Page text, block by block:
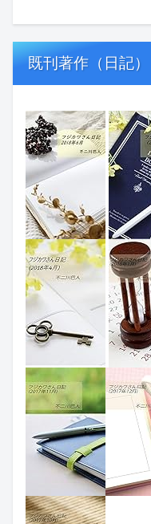
既刊著作（日記）